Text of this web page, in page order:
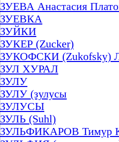
ЗУЕВА Анастасия
ЗУЕВКА
ЗУЙКИ
ЗУКЕР (Zucker)
ЗУКОФСКИ (Zukofsky)
ЗУЛ ХУРАЛ
ЗУЛУ
ЗУЛУ (зулусы
ЗУЛУСЫ
ЗУЛЬ (Suhl)
ЗУЛЬФИКАРОВ Тимур